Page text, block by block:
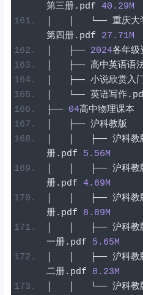
第三册. pdf 40.29M
└── 重庆大
第四册. pdf 27.71M
├── 2024各年级
├── 高中英语语
├── 小说欣赏入门
└── 英语写作.
├──
04高中物理课本
├── 沪科教版
├── 沪科教
册. pdf 5.56M
├── 沪科教
册. pdf 4.69M
├── 沪科教
册. pdf 8.89M
├── 沪科教
一册. pdf 5.65M
├── 沪科教
二册. pdf 8.23M
└── 沪科教